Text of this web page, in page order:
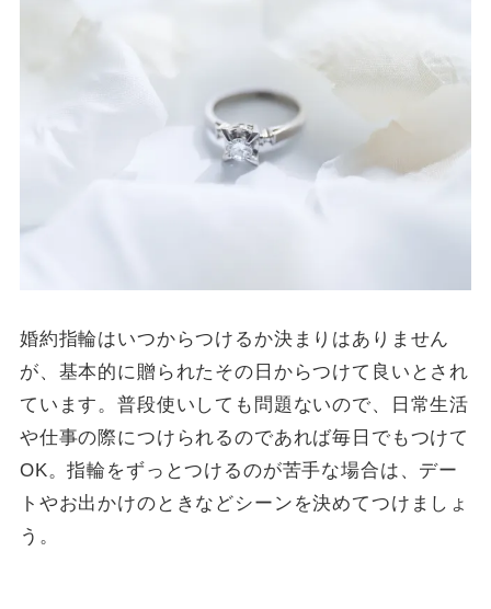
婚約指輪はいつからつけるか決まりはありません
が、基本的に贈られたその日からつけて良いとされ
ています。普段使いしても問題ないので、日常生活
や仕事の際につけられるのであれば毎日でもつけて
OK。指輪をずっとつけるのが苦手な場合は、デー
トやお出かけのときなどシーンを決めてつけましょ
う。